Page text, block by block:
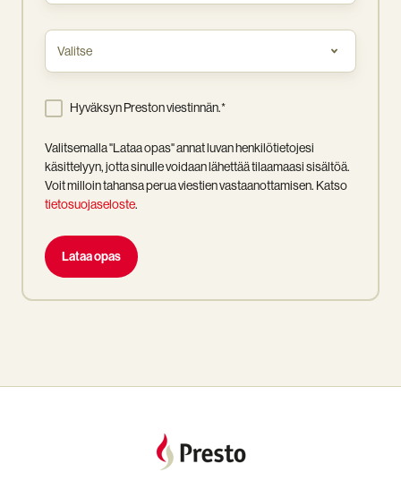
Tehtävä
rooli
Hyväksyn Preston viestinnän.*
Valitsemalla "Lataa opas" annat luvan henkilötietojesi
käsittelyyn, jotta sinulle voidaan lähettää tilaamaasi sisältöä.
Voit milloin tahansa perua viestien vastaanottamisen. Katso
tietosuojaseloste.